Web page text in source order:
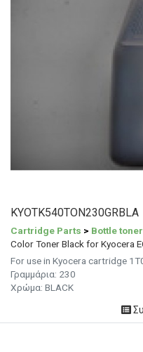
KYOTK540TON230GRBLA
Cartridge Parts > Bottle toner
Color Toner Black for Kyocera
For use in Kyocera cartridge
Γραμμάρια: 230
Χρώμα: BLACK